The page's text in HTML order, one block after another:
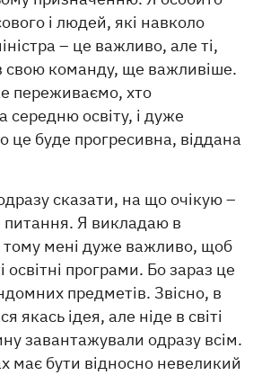
і людей, які навколо
– це важливо, але ті,
свою команду, ще важливіше.
переживаємо, хто
середню освіту, і дуже
це буде прогресивна, віддана
сказати, на що очікую –
питання. Я викладаю в
тому мені дуже важливо, щоб
освітні програми. Бо зараз це
предметів. Звісно, в
якась ідея, але ніде в світі
завантажували одразу всім.
має бути відносно невеликий